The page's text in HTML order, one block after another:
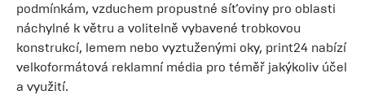
podmínkám, vzduchem propustné síťoviny pro oblasti
náchylné k větru a volitelně vybavené trobkovou
konstrukcí, lemem nebo vyztuženými oky, print24 nabízí
velkoformátová reklamní média pro téměř jakýkoliv účel
a využití.